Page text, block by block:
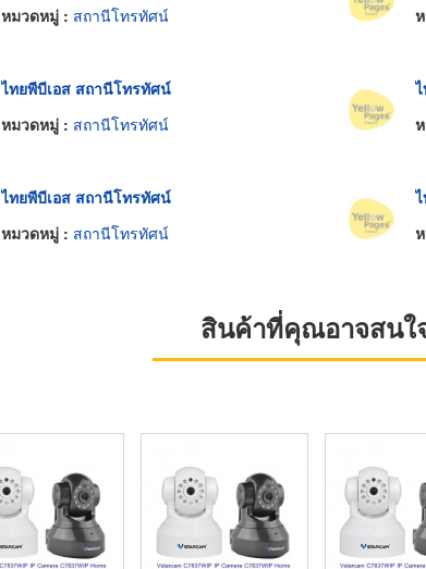
หมวดหมู่ : สถานีโทรทัศน์
ไทยพีบีเอส สถานีโทรทัศน์
หมวดหมู่ : สถานีโทรทัศน์
ไทยพีบีเอส สถานีโทรทัศน์
หมวดหมู่ : สถานีโทรทัศน์
สินค้าที่คุณอาจสนใ